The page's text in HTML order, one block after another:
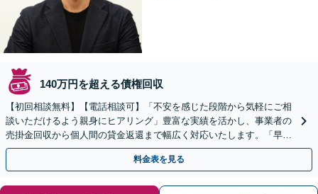
140万円を超える債権回収
【初回相談無料】【電話相談可】「不安を感じた段階から気軽にご相
談いただけるよう親身にヒアリング」豊富な実績を活かし、事業者の
売掛金回収から個人間の貸金返還まで幅広く対応いたします。「早期
の弁護士介入で最善の結果を」【休日・夜間相談可】
料金表を見る